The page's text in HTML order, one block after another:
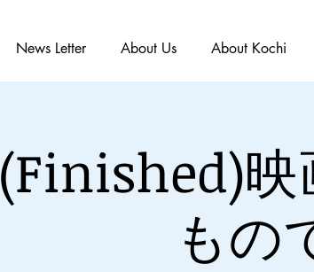
News Letter About Us About Kochi
(Finished)
もの